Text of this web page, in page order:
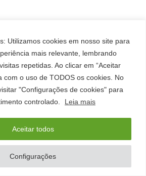
Utilizamos cookies em nosso site para
mais relevante, lembrando
repetidas. Ao clicar em “Aceitar
com o uso de TODOS os cookies. No
"Configurações de cookies" para
controlado.
Leia mais
Configurações
Aceitar todos